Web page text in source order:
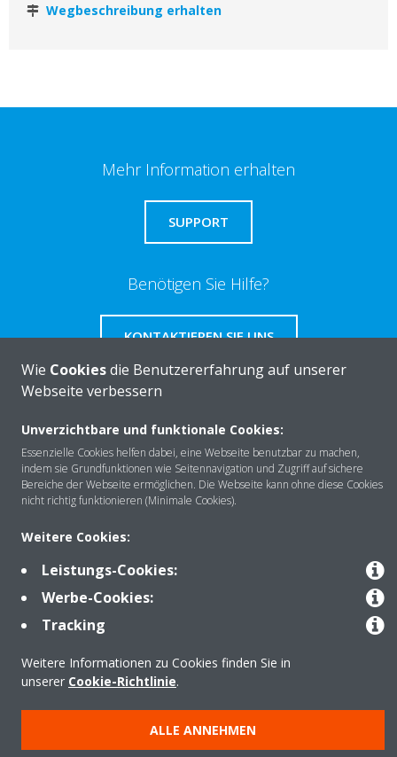
Wegbeschreibung erhalten
Mehr Information erhalten
SUPPORT
Benötigen Sie Hilfe?
KONTAKTIEREN SIE UNS
Über DAIKIN
Anwendungsbereiche
Kontakt
Copyright © Daikin
Wie Cookiesdie Benutzererfahrung auf unserer
Webseite verbessern
Unverzichtbare und funktionale Cookies:
Essenzielle Cookies helfen dabei, eine Webseite benutzbar zu machen,
indem sie Grundfunktionen wie Seitennavigation und Zugriff auf sichere
Bereiche der Webseite ermöglichen. Die Webseite kann ohne diese Cookies
nicht richtig funktionieren (Minimale Cookies).
Weitere Cookies:
Leistungs-Cookies:
Werbe-Cookies:
Tracking
Weitere Informationen zu Cookies finden Sie in
unserer Cookie-Richtlinie.
ALLE ANNEHMEN